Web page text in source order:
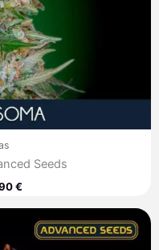
Seeds
€
precios: